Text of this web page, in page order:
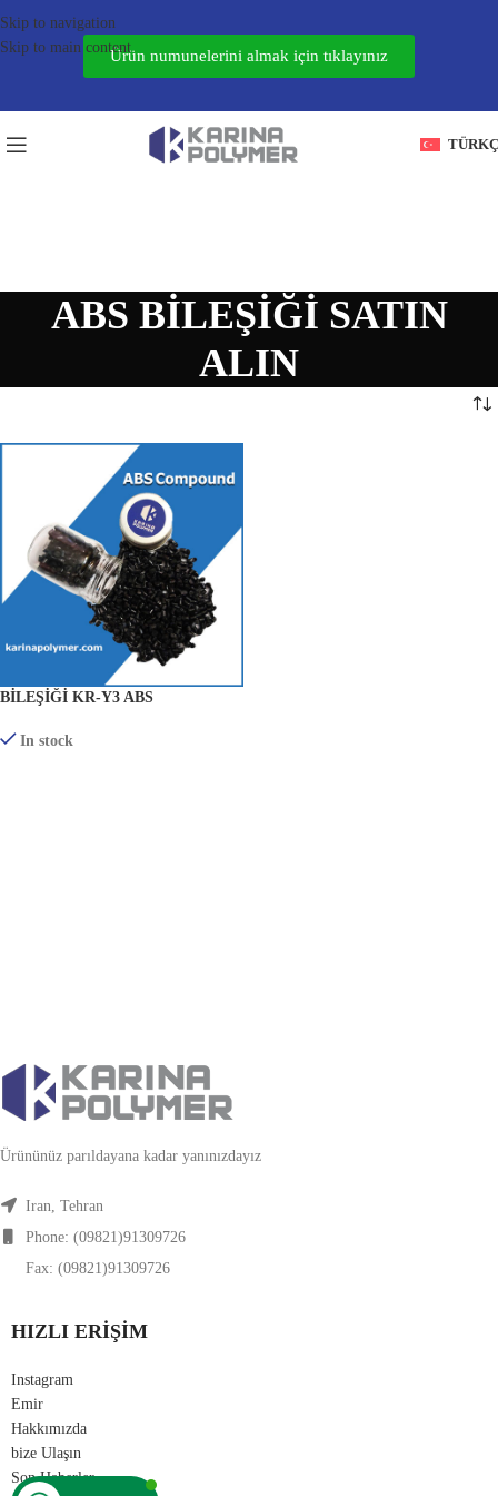
Skip to navigation
Skip to main contentÜrün numunelerini almak için tıklayınız
ABS BILEŞIĞI SATIN
ALIN
BILEŞIĞI KR-Y3 ABS
In stock
Ürününüz parıldayana kadar yanınızdayız
Iran, Tehran
Phone: (09821)91309726
Fax: (09821)91309726
HIZLI ERIŞIM
Instagram
Emir
Hakkımızda
bize Ulaşın
Son Haberler